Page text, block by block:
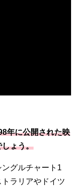
年に公開された映
しょう。
グルチャート1
ラリアやドイツ